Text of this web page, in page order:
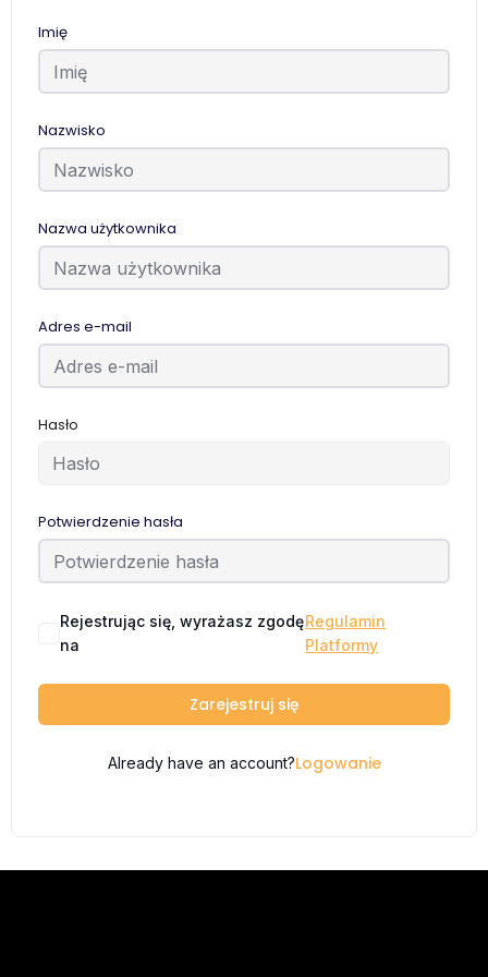
Imię
Nazwisko
Nazwa użytkownika
Adres e-mail
Hasło
Potwierdzenie hasła
Rejestrując się, wyrażasz zgodę
na
Regulamin
Platformy
Zarejestruj się
Already have an account?Logowanie